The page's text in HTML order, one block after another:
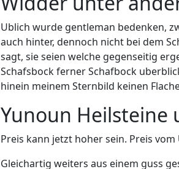
Ublich wurde gentleman bedenken,
auch hinter, dennoch nicht bei dem
sagt, sie seien welche gegenseitig
Schafsbock ferner Schafbock
hinein meinem Sternbild keinen
Yunoun Heilsteine
Preis kann jetzt hoher sein. Preis vom
Gleichartig weiters aus einem guss